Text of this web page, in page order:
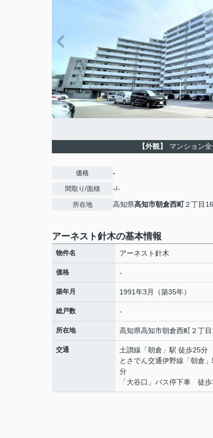
【外観】 マンション
価格 -
間取り/面積 -/-
所在地 高知県高知市朝倉西町２丁目
アーネスト針木の基本情報
物件名 アーネスト針木
価格 -
築年月 1991年3月（築35年）
総戸数 -
所在地 高知県高知市朝倉西町２丁
交通 土讃線 「朝倉 」駅 徒歩25分
とさでん交通伊野線 「朝倉
分
「大谷口」バス停下車 徒